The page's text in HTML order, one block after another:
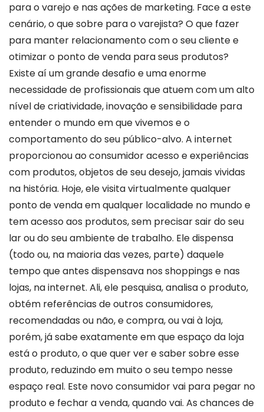
para o varejo e nas ações de marketing. Face a este
cenário, o que sobre para o varejista? O que fazer
para manter relacionamento com o seu cliente e
otimizar o ponto de venda para seus produtos?
Existe aí um grande desafio e uma enorme
necessidade de profissionais que atuem com um alto
nível de criatividade, inovação e sensibilidade para
entender o mundo em que vivemos e o
comportamento do seu público-alvo. A internet
proporcionou ao consumidor acesso e experiências
com produtos, objetos de seu desejo, jamais vividas
na história. Hoje, ele visita virtualmente qualquer
ponto de venda em qualquer localidade no mundo e
tem acesso aos produtos, sem precisar sair do seu
lar ou do seu ambiente de trabalho. Ele dispensa
(todo ou, na maioria das vezes, parte) daquele
tempo que antes dispensava nos shoppings e nas
lojas, na internet. Ali, ele pesquisa, analisa o produto,
obtém referências de outros consumidores,
recomendadas ou não, e compra, ou vai à loja,
porém, já sabe exatamente em que espaço da loja
está o produto, o que quer ver e saber sobre esse
produto, reduzindo em muito o seu tempo nesse
espaço real. Este novo consumidor vai para pegar no
produto e fechar a venda, quando vai. As chances de